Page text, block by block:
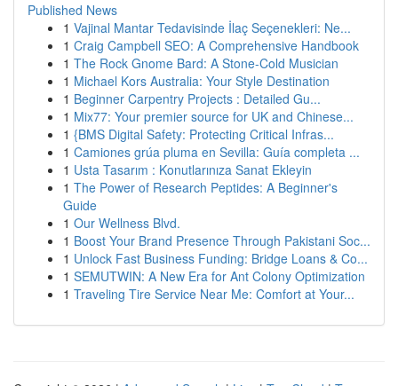
Published News
1 Vajinal Mantar Tedavisinde İlaç Seçenekleri: Ne...
1 Craig Campbell SEO: A Comprehensive Handbook
1 The Rock Gnome Bard: A Stone-Cold Musician
1 Michael Kors Australia: Your Style Destination
1 Beginner Carpentry Projects : Detailed Gu...
1 Mix77: Your premier source for UK and Chinese...
1 {BMS Digital Safety: Protecting Critical Infras...
1 Camiones grúa pluma en Sevilla: Guía completa ...
1 Usta Tasarım : Konutlarınıza Sanat Ekleyin
1 The Power of Research Peptides: A Beginner's
Guide
1 Our Wellness Blvd.
1 Boost Your Brand Presence Through Pakistani Soc...
1 Unlock Fast Business Funding: Bridge Loans & Co...
1 SEMUTWIN: A New Era for Ant Colony Optimization
1 Traveling Tire Service Near Me: Comfort at Your...